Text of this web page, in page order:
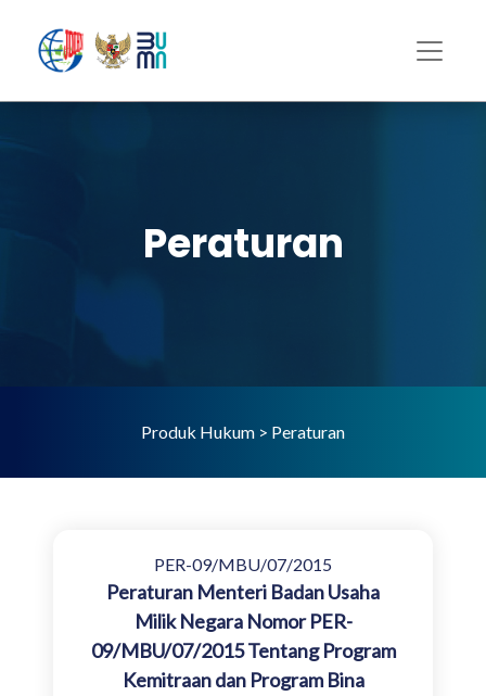
Peraturan
Produk Hukum > Peraturan
PER-09/MBU/07/2015
Peraturan Menteri Badan Usaha
Milik Negara Nomor PER-
09/MBU/07/2015 Tentang Program
Kemitraan dan Program Bina